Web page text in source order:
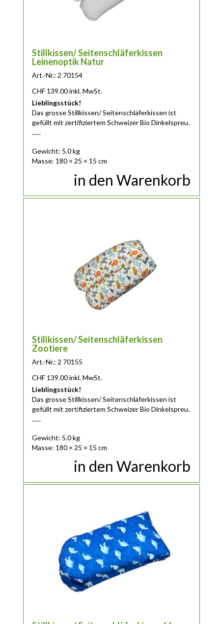
Stillkissen/ Seitenschläferkissen
Leinenoptik Natur
Art.-Nr.: 2 70154
CHF 139.00 inkl. MwSt.
Lieblingsstück!
Das grosseStillkissen/ Seitenschläferkissen ist
gefüllt mit zertifiziertem Schweizer Bio Dinkelspreu.
......
Gewicht: 5.0 kg
Masse: 180 × 25 × 15 cm
in den Warenkorb
Stillkissen/ Seitenschläferkissen
Zootiere
Art.-Nr.: 2 70155
CHF 139.00 inkl. MwSt.
Lieblingsstück!
Das grosseStillkissen/ Seitenschläferkissen ist
gefüllt mit zertifiziertem Schweizer Bio Dinkelspreu.
......
Gewicht: 5.0 kg
Masse: 180 × 25 × 15 cm
in den Warenkorb